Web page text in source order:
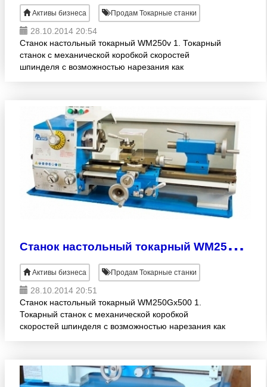
Активы бизнеса Продам Токарные станки
28.10.2014 20:54
Станок настольный токарный WM250v 1. Токарный
станок с механической коробкой скоростей
шпинделя с возможностью нарезания как
С
танок настольный токарный WM250Gx500
Активы бизнеса Продам Токарные станки
28.10.2014 20:51
Станок настольный токарный WM250Gx500 1.
Токарный станок с механической коробкой
скоростей шпинделя с возможностью нарезания как